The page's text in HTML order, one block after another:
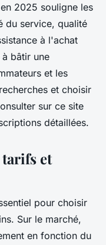
2025 souligne les
du service, qualité
à l'achat
bâtir une
et les
et choisir
sur ce site
détaillées.
et
pour choisir
Sur le marché,
en fonction du